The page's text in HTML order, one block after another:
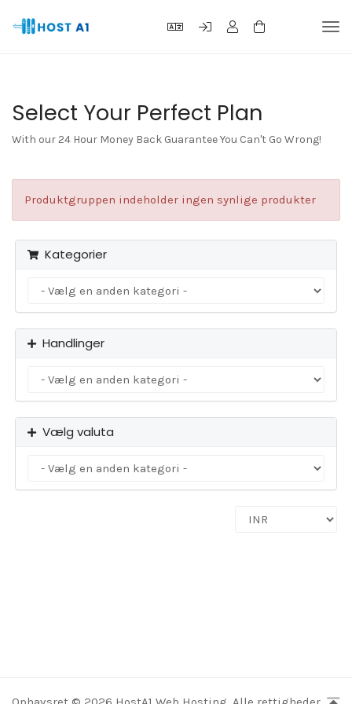
Skift
Select Your Perfect Plan
With our 24 Hour Money Back Guarantee You Can't Go Wrong!
Produktgruppen indeholder ingen synlige produkter
Kategorier
Handlinger
Vælg valuta